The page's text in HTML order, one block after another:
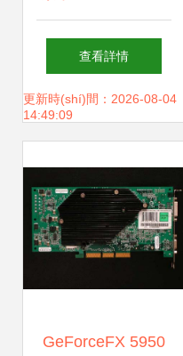
雷霆版 MA顯卡 入
門級(jí)靜音性與穩
解析
查看詳情
更新時(shí)間：2026-08-04
14:49:09
GeForceFX 5950